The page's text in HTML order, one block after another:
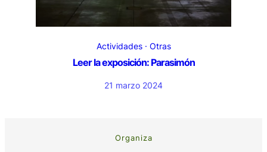
Actividades Otras
Leer la exposición: Parasimón
21 marzo 2024
Organiza